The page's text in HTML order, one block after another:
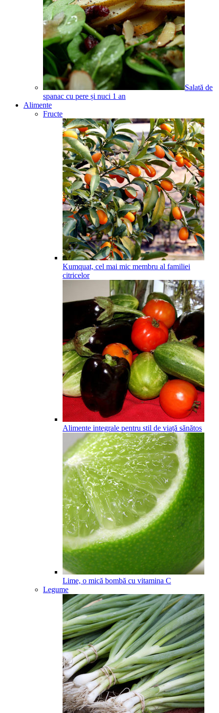
Salată de
spanac cu pere și nuci 1 an
Alimente
Fructe
Kumquat, cel mai mic membru al familiei
citricelor
Alimente integrale pentru stil de viață sănătos
Lime, o mică bombă cu vitamina C
Legume